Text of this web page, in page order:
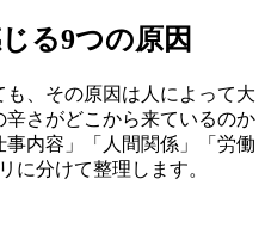
る9つの原因
も、その原因は人によって大
さがどこから来ているのか
内容」「人間関係」「労働
に分けて整理します。